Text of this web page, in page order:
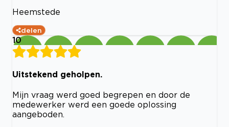
Heemstede
delen
10
Uitstekend geholpen.
Mijn vraag werd goed begrepen en door de
medewerker werd een goede oplossing
aangeboden.